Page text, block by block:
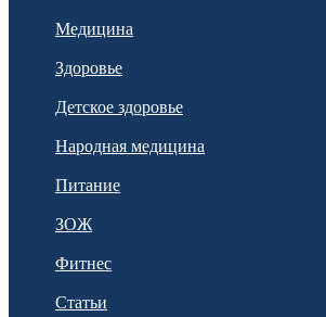
Медицина
Здоровье
Детское здоровье
Народная медицина
Питание
ЗОЖ
Фитнес
Статьи